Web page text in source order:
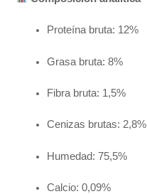
Proteína bruta: 12%
Grasa bruta: 8%
Fibra bruta: 1,5%
Cenizas brutas: 2,8%
Humedad: 75,5%
Calcio: 0,09%